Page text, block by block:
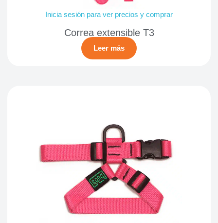
Inicia sesión para ver precios y comprar
Correa extensible T3
Leer más